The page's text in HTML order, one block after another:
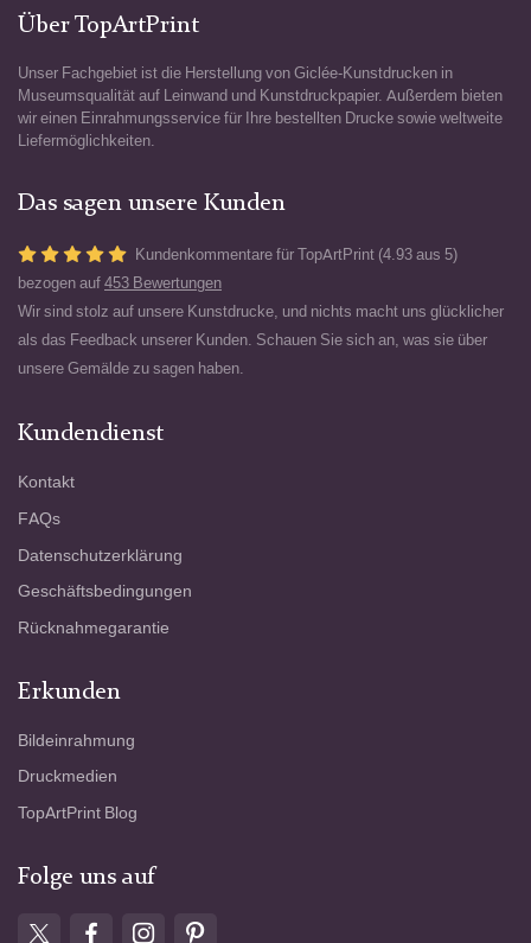
Über TopArtPrint
Unser Fachgebiet ist die Herstellung von Giclée-Kunstdrucken in
Museumsqualität auf Leinwand und Kunstdruckpapier. Außerdem bieten
wir einen Einrahmungsservice für Ihre bestellten Drucke sowie weltweite
Liefermöglichkeiten.
Das sagen unsere Kunden
Kundenkommentare für TopArtPrint (4.93 aus 5)
bezogen auf 453 Bewertungen
Wir sind stolz auf unsere Kunstdrucke, und nichts macht uns glücklicher
als das Feedback unserer Kunden. Schauen Sie sich an, was sie über
unsere Gemälde zu sagen haben.
Kundendienst
Kontakt
FAQs
Datenschutzerklärung
Geschäftsbedingungen
Rücknahmegarantie
Erkunden
Bildeinrahmung
Druckmedien
TopArtPrint Blog
Folge uns auf